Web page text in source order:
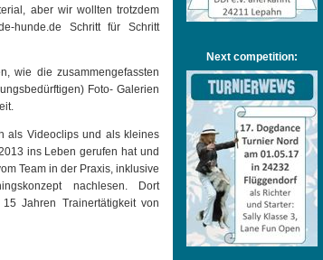
aber wir wollten trotzdem
hunde.de Schritt für Schritt
wie die zusammengefassten
Foto- Galerien
als Videoclips und als kleines
ins Leben gerufen hat und
Team in der Praxis, inklusive
nachlesen. Dort
Jahren Trainertätigkeit von
Next competition: